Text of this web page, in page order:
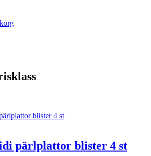
pärlplattor blister 4 st